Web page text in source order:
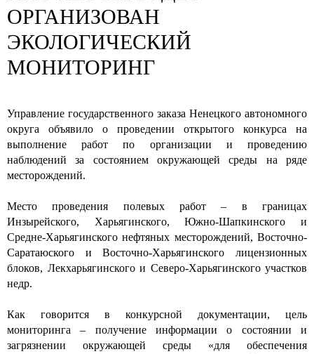
ОРГАНИЗОВАН
ЭКОЛОГИЧЕСКИЙ
МОНИТОРИНГ
Управление государственного заказа Ненецкого автономного
округа объявило о проведении открытого конкурса на
выполнение работ по организации и проведению
наблюдений за состоянием окружающей среды на ряде
месторождений.
Место проведения полевых работ – в границах
Инзырейского, Харьягинского, Южно-Шапкинского и
Средне-Харьягинского нефтяных месторождений, Восточно-
Саратаюского и Восточно-Харьягинского лицензионных
блоков, Лекхарьягинского и Северо-Харьягинского участков
недр.
Как говорится в конкурсной документации, цель
мониторинга – получение информации о состоянии и
загрязнении окружающей среды «для обеспечения